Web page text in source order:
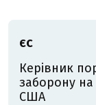
ЄС
Керівник
заборону
США